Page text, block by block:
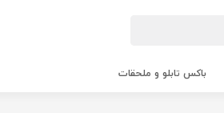
باکس تابلو و ملحقات